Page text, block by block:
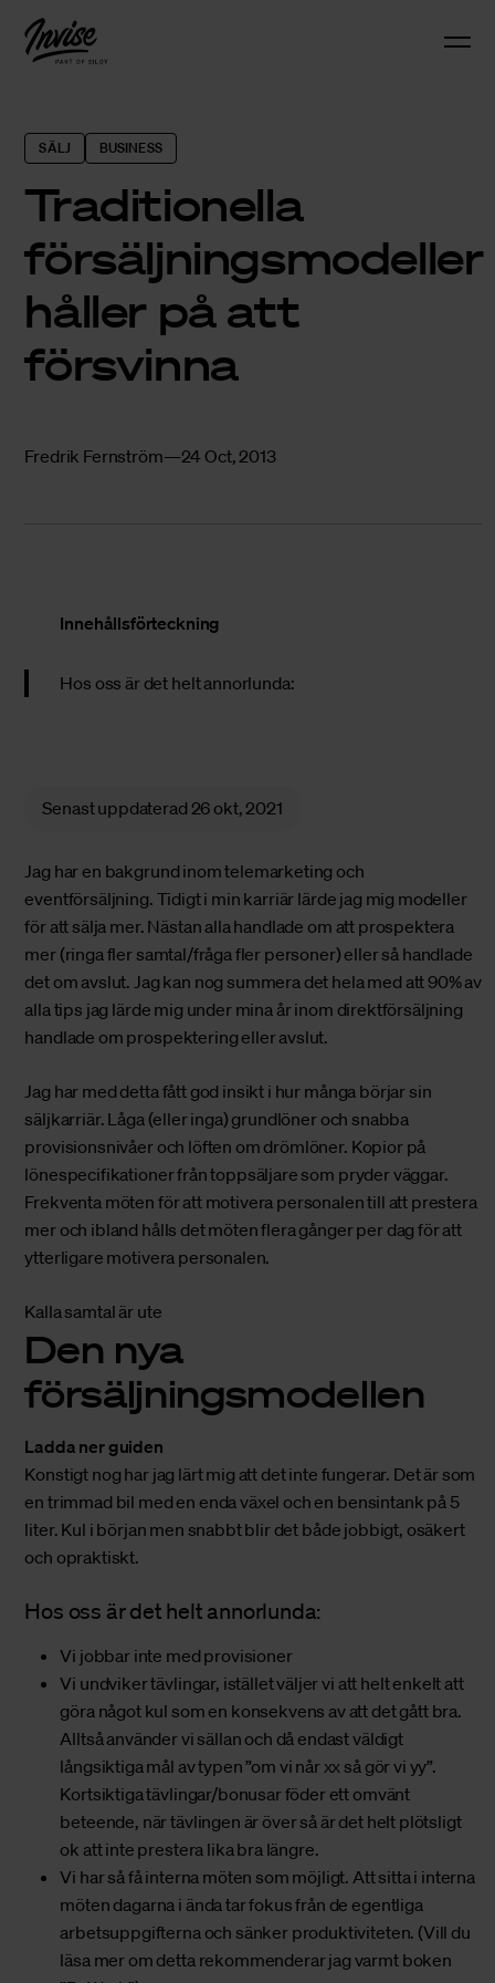
SÄLJ BUSINESS
Traditionella
försäljningsmodeller
håller på att
försvinna
Fredrik Fernström 24 Oct, 2013
Innehållsförteckning
Hos oss är det helt annorlunda:
Senast uppdaterad 26 okt, 2021
Jag har en bakgrund inom telemarketing och
eventförsäljning. Tidigt i min karriär lärde jag mig modeller
för att sälja mer. Nästan alla handlade om att prospektera
mer (ringa fler samtal/fråga fler personer) eller så handlade
det om avslut. Jag kan nog summera det hela med att 90% av
alla tips jag lärde mig under mina år inom direktförsäljning
handlade om prospektering eller avslut.
Jag har med detta fått god insikt i hur många börjar sin
säljkarriär. Låga (eller inga) grundlöner och snabba
provisionsnivåer och löften om drömlöner. Kopior på
lönespecifikationer från toppsäljare som pryder väggar.
Frekventa möten för att motivera personalen till att prestera
mer och ibland hålls det möten flera gånger per dag för att
ytterligare motivera personalen.
Kalla samtal är ute
Den nya
försäljningsmodellen
Ladda ner guiden
Konstigt nog har jag lärt mig att det inte fungerar. Det är som
en trimmad bil med en enda växel och en bensintank på 5
liter. Kul i början men snabbt blir det både jobbigt, osäkert
och opraktiskt.
Hos oss är det helt annorlunda:
Vi jobbar inte med provisioner
Vi undviker tävlingar, istället väljer vi att helt enkelt att
göra något kul som en konsekvens av att det gått bra.
Alltså använder vi sällan och då endast väldigt
långsiktiga mål av typen ”om vi når xx så gör vi yy”.
Kortsiktiga tävlingar/bonusar föder ett omvänt
beteende, när tävlingen är över så är det helt plötsligt
ok att inte prestera lika bra längre.
Vi har så få interna möten som möjligt. Att sitta i interna
möten dagarna i ända tar fokus från de egentliga
arbetsuppgifterna och sänker produktiviteten. (Vill du
läsa mer om detta rekommenderar jag varmt boken